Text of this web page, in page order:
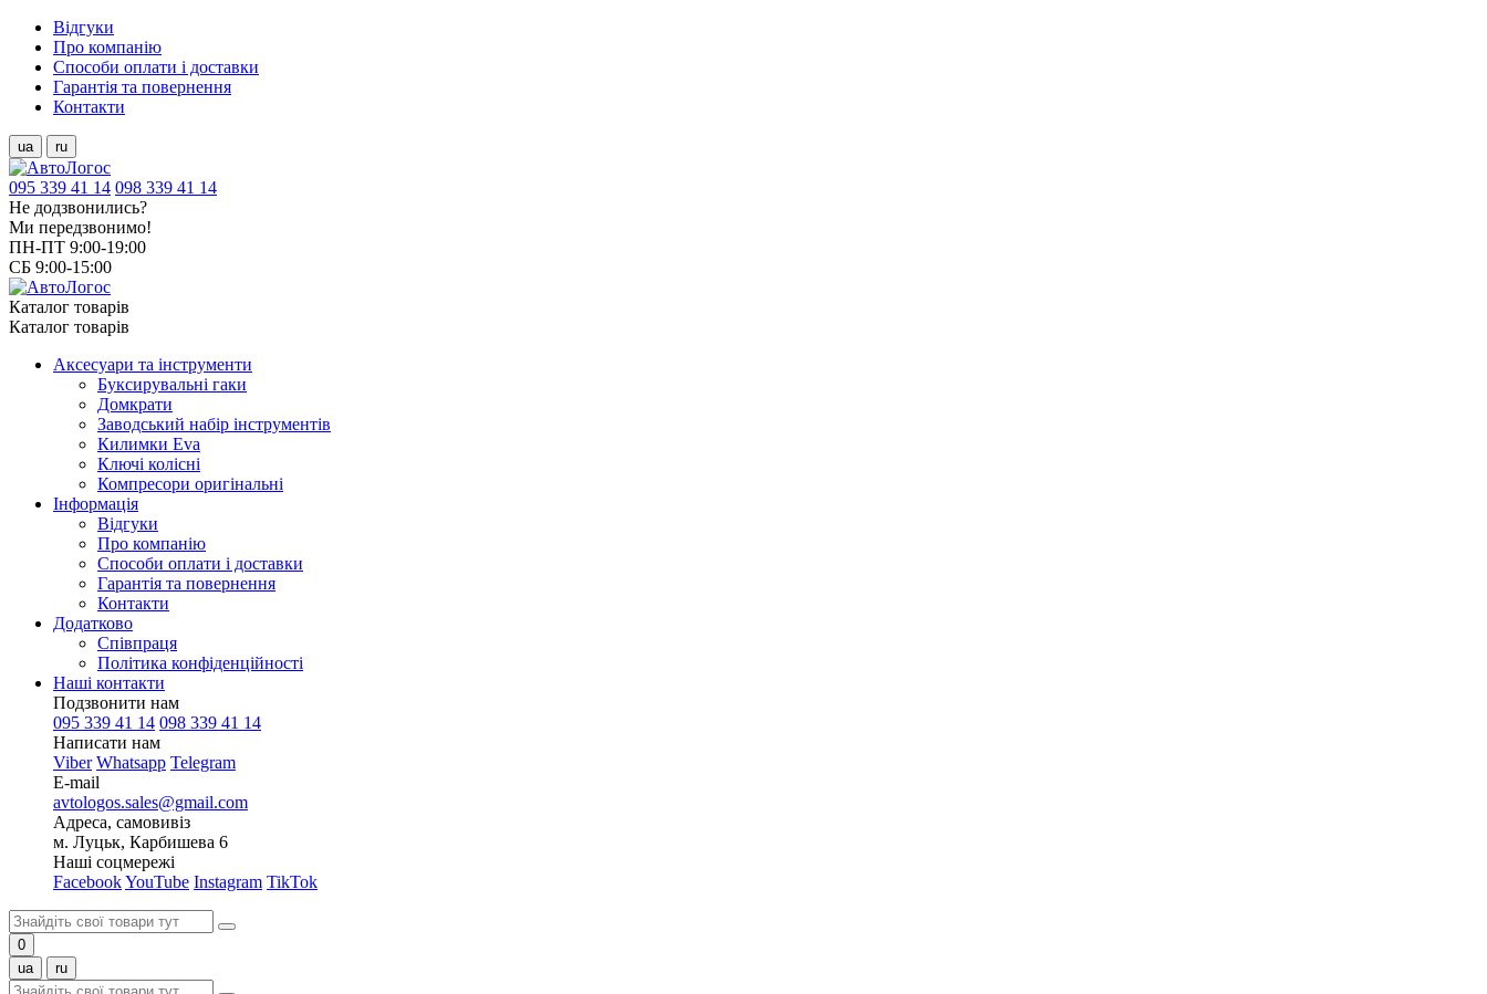
Відгуки
Про компанію
Способи оплати і доставки
Гарантія та повернення
Контакти
ua ru
095 339 41 14 098 339 41 14
Не додзвонились?
Ми передзвонимо!
ПН-ПТ 9:00-19:00
СБ 9:00-15:00
Каталог товарів
Каталог товарів
Аксесуари та інструменти
Буксирувальні гаки
Домкрати
Заводський набір інструментів
Килимки Eva
Ключі колісні
Компресори оригінальні
Інформація
Відгуки
Про компанію
Способи оплати і доставки
Гарантія та повернення
Контакти
Додатково
Співпраця
Політика конфіденційності
Наші контакти
Подзвонити нам
095 339 41 14 098 339 41 14
Написати нам
Viber Whatsapp Telegram
E-mail
avtologos.sales@gmail.com
Адреса, самовивіз
м. Луцьк, Карбишева 6
Наші соцмережі
FacebookYouTube Instagram TikTok
0
ua
ru